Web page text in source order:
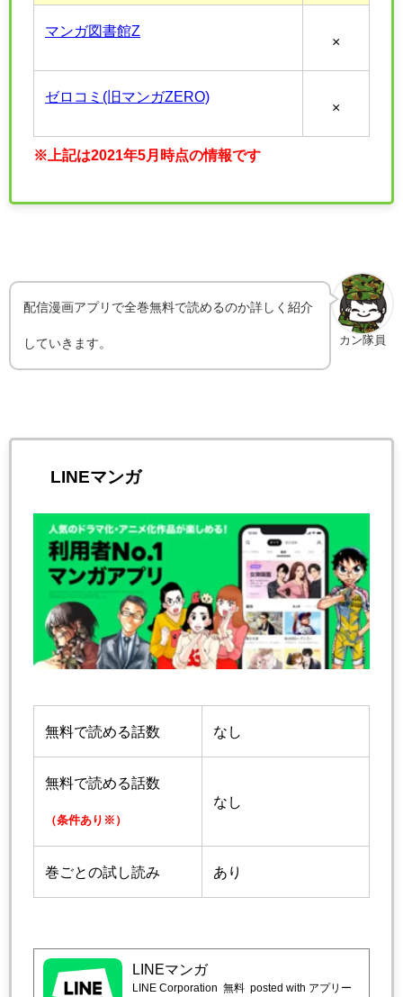
マンガ図書館Z
×
ゼロコミ(旧マンガZERO)
×
※上記は2021年5月時点の情報です
カン隊員
配信漫画アプリで全巻無料で読めるのか詳しく紹介
していきます。
LINEマンガ
無料で読める話数 なし
無料で読める話数
（条件あり※）
なし
巻ごとの試し読み あり
LINEマンガ
LINE Corporation 無料 posted with アプリー